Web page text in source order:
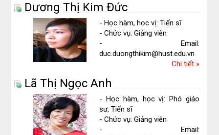
Dương Thị Kim Đức
- Học hàm, học vị: Tiến sĩ
- Chức vụ: Giảng viên
- Email:
duc.duongthikim@hust.edu.vn
Chi tiếtvề
Kim
Đức
»
Lã Thị Ngọc Anh
- Học hàm, học vị: Phó giáo
sư, Tiến sĩ
- Chức vụ: Giảng viên
- Email: